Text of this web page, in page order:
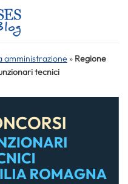
amministrazione » Regione
tecnici